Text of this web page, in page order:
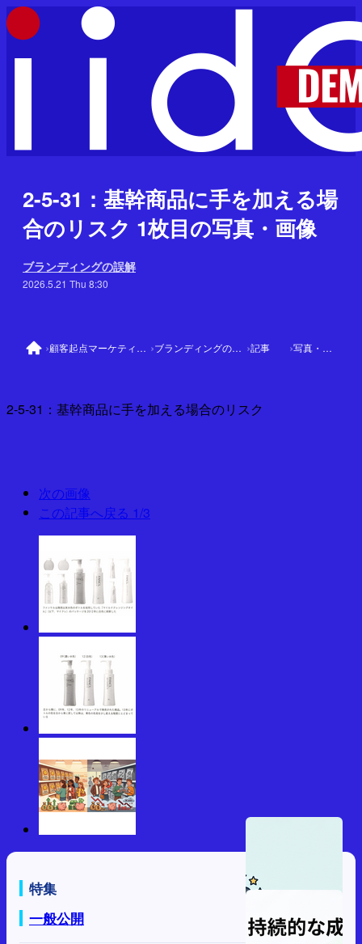
2-5-31：基幹商品に手を加える場
合のリスク 1枚目の写真・画像
ブランディングの誤解
2026.5.21 Thu 8:30
› 顧客起点マーケティング › ブランディングの誤解 ›記事 › 写真・画像
2-5-31：基幹商品に手を加える場合のリスク
次の画像
この記事へ戻る 1/3
特集
一般公開